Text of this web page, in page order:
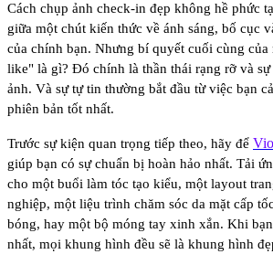
Cách chụp ảnh check-in đẹp không hề phức
giữa một chút kiến thức về ánh sáng, bố cục
của chính bạn. Nhưng bí quyết cuối cùng
like" là gì? Đó chính là thần thái rạng rỡ và
ảnh. Và sự tự tin thường bắt đầu từ việc bạn
phiên bản tốt nhất.
Trước sự kiện quan trọng tiếp theo, hãy để
giúp bạn có sự chuẩn bị hoàn hảo nhất. Tải
cho một buổi làm tóc tạo kiểu, một layout
nghiệp, một liệu trình chăm sóc da mặt cấp
bóng, hay một bộ móng tay xinh xắn. Khi
nhất, mọi khung hình đều sẽ là khung hình